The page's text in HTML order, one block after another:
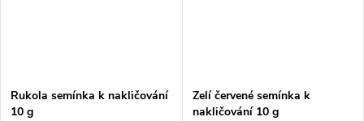
Rukola semínka k nakličování
10 g
Zelí červené semínka k
nakličování 10 g